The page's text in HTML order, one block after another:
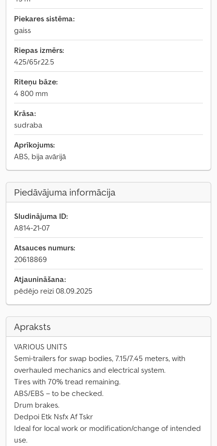
Piekares sistēma:
gaiss
Riepas izmērs:
425/65r22.5
Riteņu bāze:
4 800 mm
Krāsa:
sudraba
Aprīkojums:
ABS, bija avārijā
Piedāvājuma informācija
Sludinājuma ID:
A814-21-07
Atsauces numurs:
20618869
Atjaunināšana:
pēdējo reizi 08.09.2025
Apraksts
VARIOUS UNITS
Semi-trailers for swap bodies, 7.15/7.45 meters, with
overhauled mechanics and electrical system.
Tires with 70% tread remaining.
ABS/EBS – to be checked.
Drum brakes.
Dedpoi Etk Nsfx Af Tskr
Ideal for local work or modification/change of intended
use.